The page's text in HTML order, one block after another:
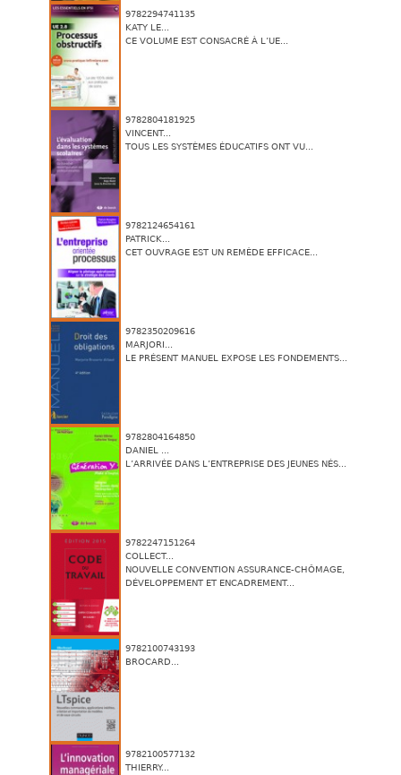
9782294741135
KATY LE...
CE VOLUME EST CONSACRÉ À L’UE...
9782804181925
VINCENT...
TOUS LES SYSTÈMES ÉDUCATIFS ONT VU...
9782124654161
PATRICK...
CET OUVRAGE EST UN REMÈDE EFFICACE...
9782350209616
MARJORI...
LE PRÉSENT MANUEL EXPOSE LES FONDEMENTS...
9782804164850
DANIEL ...
L’ARRIVÉE DANS L’ENTREPRISE DES JEUNES NÉS...
9782247151264
COLLECT...
NOUVELLE CONVENTION ASSURANCE-CHÔMAGE,
DÉVELOPPEMENT ET ENCADREMENT...
9782100743193
BROCARD...
9782100577132
THIERRY...